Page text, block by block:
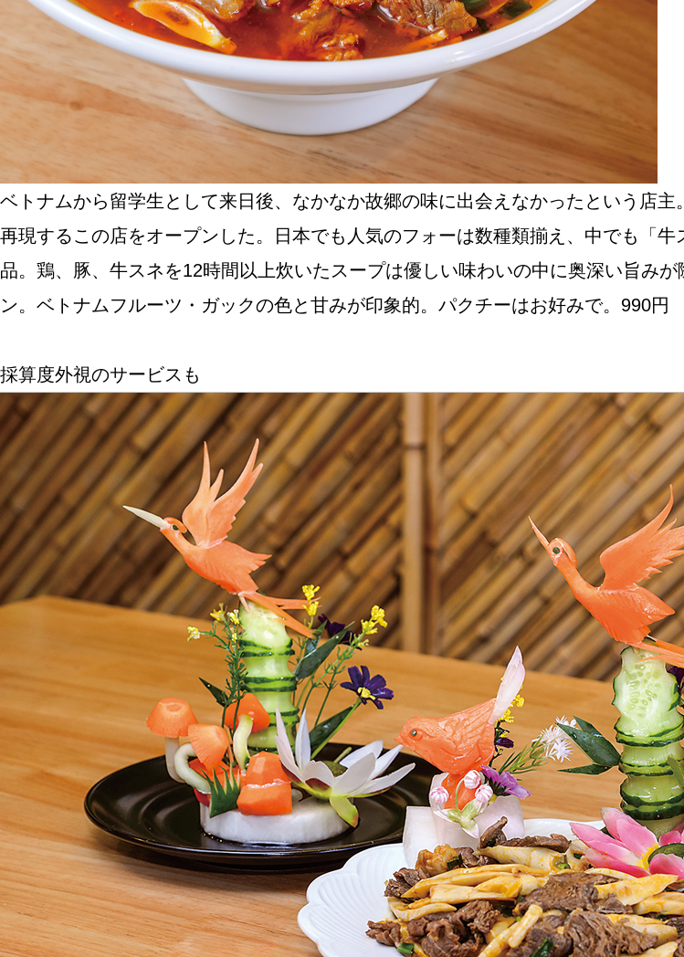
ABOUT US
チケットプレゼント応募
ベトナムから留学生として来日後、なかなか故郷の味に出会えなかったという店
再現するこの店をオープンした。日本でも人気のフォーは数種類揃え、中でも「
品。鶏、豚、牛スネを12時間以上炊いたスープは優しい味わいの中に奥深い旨み
ン。ベトナムフルーツ・ガックの色と甘みが印象的。パクチーはお好みで。990円
採算度外視のサービスも